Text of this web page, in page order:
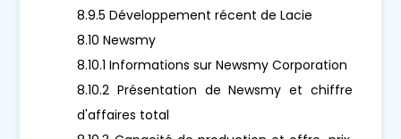
8.9.5 Développement récent de Lacie
8.10 Newsmy
8.10.1 Informations sur Newsmy Corporation
8.10.2 Présentation de Newsmy et chiffre
d'affaires total